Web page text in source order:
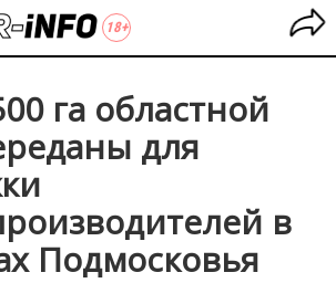
га областной
для
в
Подмосковья